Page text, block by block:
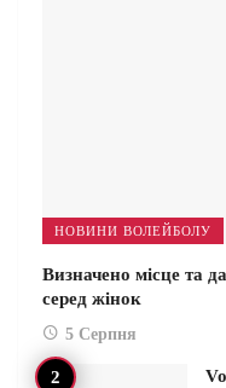
НОВИНИ ВОЛЕЙБОЛУ
Визначено місце та
серед жінок
5 Серпня